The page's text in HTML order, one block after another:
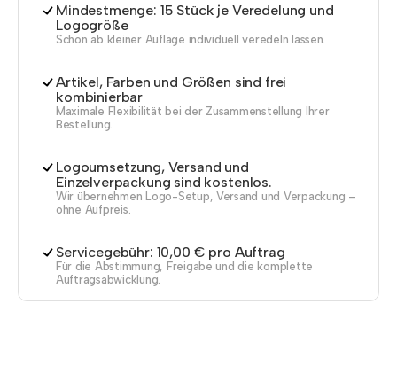
Mindestmenge: 15 Stück je Veredelung und
Logogröße
Schon ab kleiner Auflage individuell veredeln lassen.
Artikel, Farben und Größen sind frei
kombinierbar
Maximale Flexibilität bei der Zusammenstellung Ihrer
Bestellung.
Logoumsetzung, Versand und
Einzelverpackung sind kostenlos.
Wir übernehmen Logo-Setup, Versand und Verpackung –
ohne Aufpreis.
Servicegebühr: 10,00 € pro Auftrag
Für die Abstimmung, Freigabe und die komplette
Auftragsabwicklung.